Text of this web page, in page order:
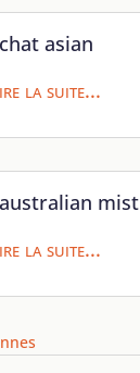
chat asian
la suite...
mist
la suite...